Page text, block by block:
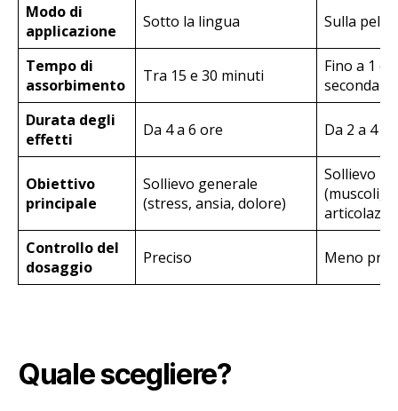
Modo di
applicazione
Sotto la lingua Sulla pelle
Tempo di
assorbimento
Tra 15 e 30 minuti
Fino a 1
seconda
Durata degli
effetti
Da 4 a 6 ore Da 2 a 4
Obiettivo
principale
Sollievo generale
(stress, ansia, dolore)
Sollievo
(muscoli,
Controllo del
dosaggio
Preciso Meno
Quale scegliere?